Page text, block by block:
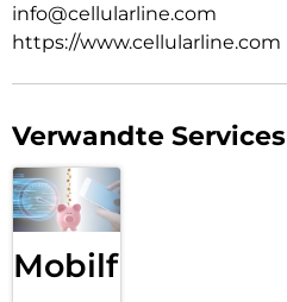
info@cellularline.com
https://www.cellularline.com
Verwandte Services
Mobilfunk